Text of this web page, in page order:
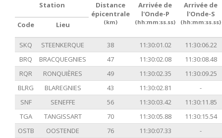
Station
Distance
épicentrale
(km)
Arrivée de
l'Onde-P
(hh:mm:ss.ss)
Arrivée de
l'Onde-S
(hh:mm:ss.ss)
Code Lieu
SKQ STEENKERQUE 38 11:30:01.02
11:30:06.22
BRQ
BRACQUEGNIES 47 11:30:02.08
11:30:08.48
RQR
RONQUIÈRES 49 11:30:02.35
11:30:09.25
BLRG
BLAREGNIES 43 11:30:02.81
-
SNF
SENEFFE 56 11:30:03.42
11:30:11.85
TGA
TANGISSART 70 11:30:05.88
11:30:15.54
OSTB
OOSTENDE 76 11:30:07.33
-